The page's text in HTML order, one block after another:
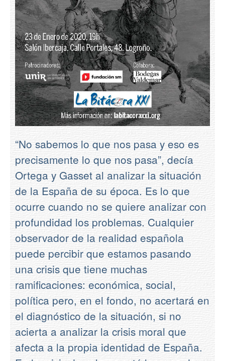
“No sabemos lo que nos pasa y eso es
precisamente lo que nos pasa”, decía
Ortega y Gasset al analizar la situación
de la España de su época. Es lo que
ocurre cuando no se quiere analizar con
profundidad los problemas. Cualquier
observador de la realidad española
puede percibir que estamos pasando
una crisis que tiene muchas
ramificaciones: económica, social,
política pero, en el fondo, no acertará en
el diagnóstico de la situación, si no
acierta a analizar la crisis moral que
afecta a la propia identidad de España.